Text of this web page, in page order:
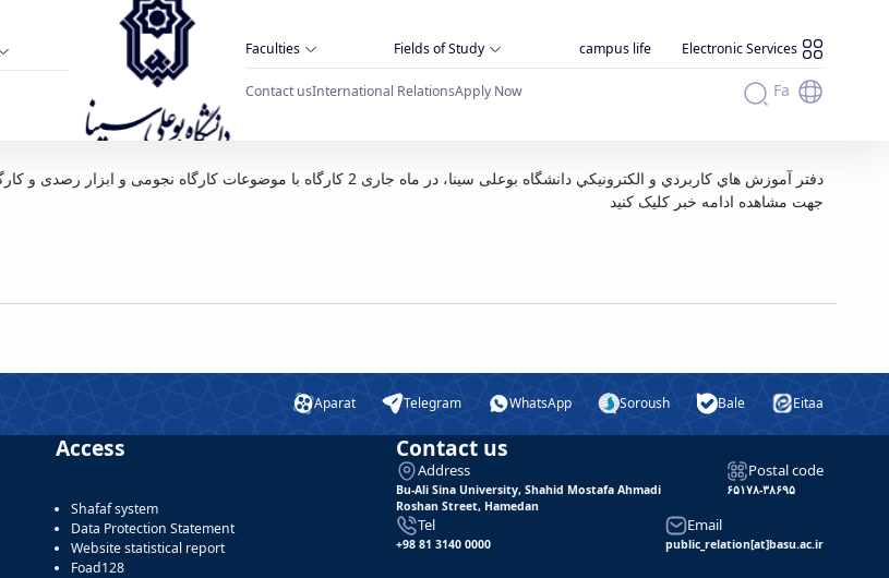
Faculties Fields of Study campus life Electronic Services
Contact usInternational RelationsApply Now Fa
کارگاه نجومی و ابزار رصدی/ کارگاه کشت سلولدفتر آموزش هاي كاربردي و الكترونيكي دانشگاه بوعلی سینا، در ماه جاری 2 کارگاه با موضوعات کارگاه نجومی و ابزار رصدی و کارگاه کشت سلول و تکنیک های مولکولی برگزار می کند.
جهت مشاهده ادامه خبر کلیک کنید
Aparat Telegram WhatsApp Soroush Bale Eitaa
Access
Shafaf system
Data Protection Statement
Website statistical report
Foad128
Contact us
Address
Bu-Ali Sina University, Shahid Mostafa Ahmadi
Roshan Street, Hamedan
Postal code
۶۵۱۷۸-۳۸۶۹۵
Tel
+98 81 3140 0000
Email
public_relation[at]basu.ac.ir